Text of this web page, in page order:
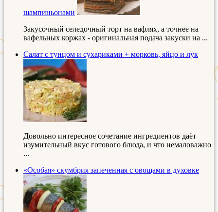
шампиньонами
Закусочный селедочный торт на вафлях, а точнее на
вафельных коржах - оригинальная подача закуски на ...
Салат с тунцом и сухариками + морковь, яйцо и лук
Довольно интересное сочетание ингредиентов даёт
изумительный вкус готового блюда, и что немаловажно
...
«Особая» скумбрия запеченная с овощами в духовке